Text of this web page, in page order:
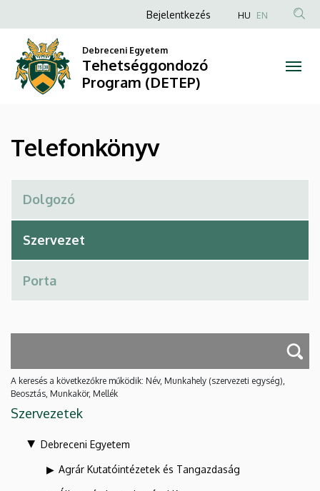
Telefonkönyv
Tehetséggondozó
Program
(DETEP)
a
tartalomra
Anonim
fiók
menüje
Bejelentkezés HU EN
Debreceni Egyetem
Tehetséggondozó
Program (DETEP)
Telefonkönyv
A keresés a következőkre működik: Név, Munkahely (szervezeti egység),
Beosztás, Munkakör, Mellék
Szervezetek
Debreceni Egyetem
Agrár Kutatóintézetek és Tangazdaság